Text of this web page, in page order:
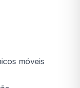
móveis